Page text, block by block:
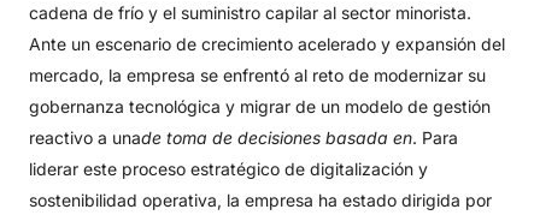
cadena de frío y el suministro capilar al sector minorista.
Ante un escenario de crecimiento acelerado y expansión del
mercado, la empresa se enfrentó al reto de modernizar su
gobernanza tecnológica y migrar de un modelo de gestión
reactivo a unade toma de decisiones basada en. Para
liderar este proceso estratégico de digitalización y
sostenibilidad operativa, la empresa ha estado dirigida por